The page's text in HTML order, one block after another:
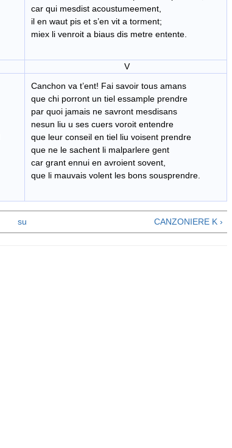
car qui mesdist acoustumeement,
il en waut pis et s’en vit a torment;
miex li venroit a biaus dis metre entente.
V
Canchon va t’ent! Fai savoir tous amans
que chi porront un tiel essample prendre
par quoi jamais ne savront mesdisans
nesun liu u ses cuers voroit entendre
que leur conseil en tiel liu voisent prendre
que ne le sachent li malparlere gent
car grant ennui en avroient sovent,
que li mauvais volent les bons sousprendre.
su CANZONIERE K ›